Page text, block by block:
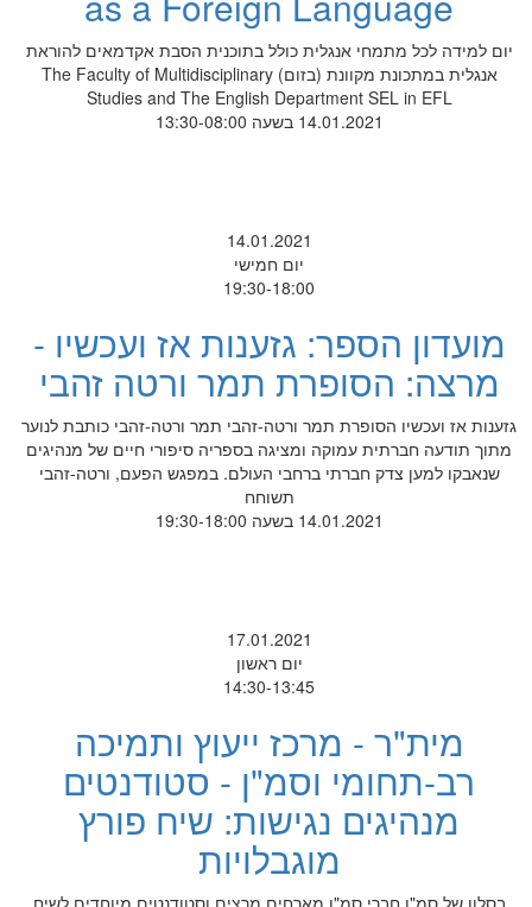
יום למידה לכל מתמחי אנגלית כולל בתוכנית הסבת אקדמאים להוראת
אנגלית במתכונת מקוונת (בזום) The Faculty of Multidisciplinary
Studies and The English Department SEL in EFL
14.01.2021 בשעה 13:30-08:00
14.01.2021
יום חמישי
19:30-18:00
מועדון הספר: גזענות אז ועכשיו -
מרצה: הסופרת תמר ורטה זהבי
גזענות אז ועכשיו הסופרת תמר ורטה-זהבי תמר ורטה-זהבי כותבת לנוער
מתוך תודעה חברתית עמוקה ומציגה בספריה סיפורי חיים של מנהיגים
שנאבקו למען צדק חברתי ברחבי העולם. במפגש הפעם, ורטה-זהבי
תשוחח
14.01.2021 בשעה 19:30-18:00
17.01.2021
יום ראשון
14:30-13:45
מית"ר - מרכז ייעוץ ותמיכה
רב-תחומי וסמ"ן - סטודנטים
מנהיגים נגישות: שיח פורץ
מוגבלויות
בסלון של סמ"ן חברי סמ"ן מארחים מרצים וסטודנטים מיוחדים לשיח